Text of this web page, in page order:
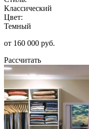
Классический
Цвет:
Темный
от 160 000 руб.
Рассчитать